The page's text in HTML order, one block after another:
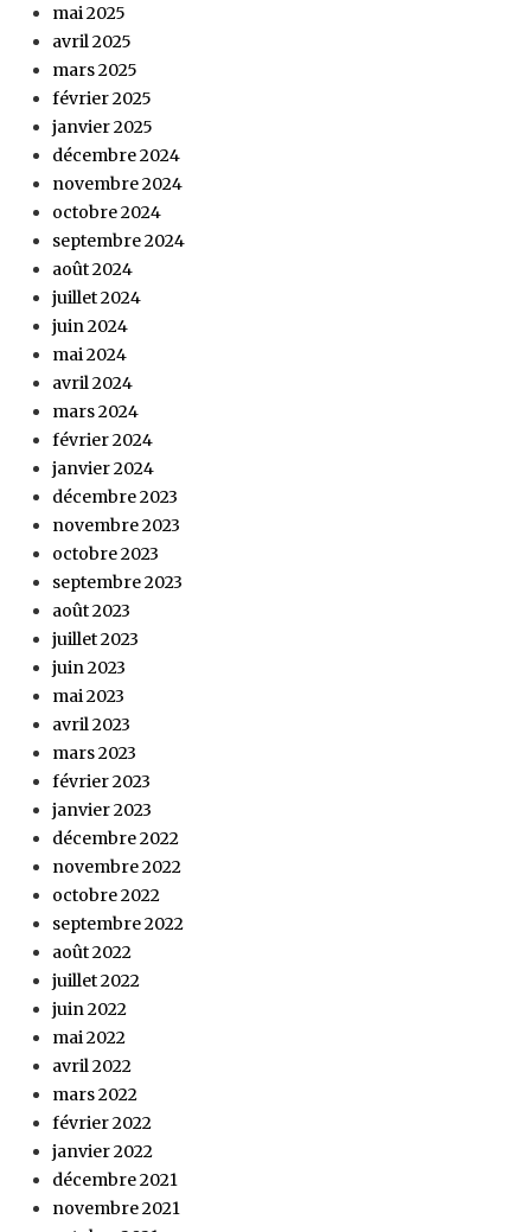
mai 2025
avril 2025
mars 2025
février 2025
janvier 2025
décembre 2024
novembre 2024
octobre 2024
septembre 2024
août 2024
juillet 2024
juin 2024
mai 2024
avril 2024
mars 2024
février 2024
janvier 2024
décembre 2023
novembre 2023
octobre 2023
septembre 2023
août 2023
juillet 2023
juin 2023
mai 2023
avril 2023
mars 2023
février 2023
janvier 2023
décembre 2022
novembre 2022
octobre 2022
septembre 2022
août 2022
juillet 2022
juin 2022
mai 2022
avril 2022
mars 2022
février 2022
janvier 2022
décembre 2021
novembre 2021